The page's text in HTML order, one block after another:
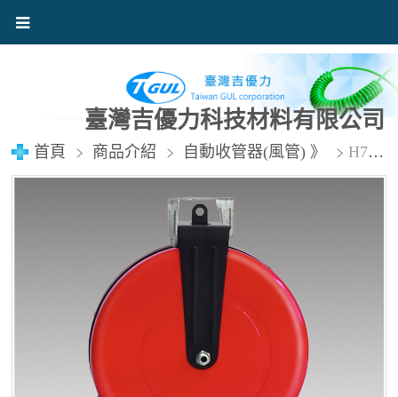
臺灣吉優力科技材料有限公司
首頁 商品介紹 自動收管器(風管) 》 H702A 風管8x12mmx9M (點圖看介紹) 含稅價